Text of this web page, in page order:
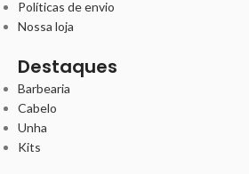
Políticas de envio
Nossa loja
Destaques
Barbearia
Cabelo
Unha
Kits